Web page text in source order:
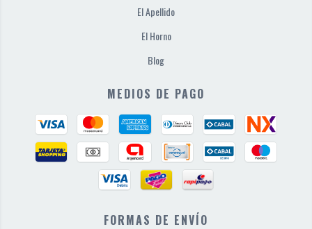
El Apellido
El Horno
Blog
MEDIOS DE PAGO
FORMAS DE ENVÍO